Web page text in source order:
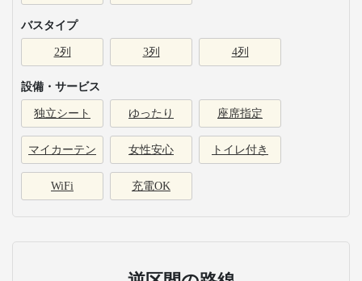
バスタイプ
2列 3列 4列
設備・サービス
独立シート ゆったり 座席指定
マイカーテン 女性安心 トイレ付き
WiFi 充電OK